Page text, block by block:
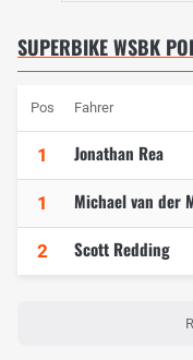
Pos Fahrer
1 Jonathan Rea
1 Michael van der
2 Scott Redding